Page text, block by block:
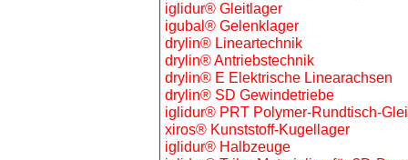
iglidur® Gleitlager
igubal® Gelenklager
drylin® Lineartechnik
drylin® Antriebstechnik
drylin® E Elektrische Linearachsen
drylin® SD Gewindetriebe
iglidur® PRT Polymer-Rundtisch-
xiros® Kunststoff-Kugellager
iglidur® Halbzeuge